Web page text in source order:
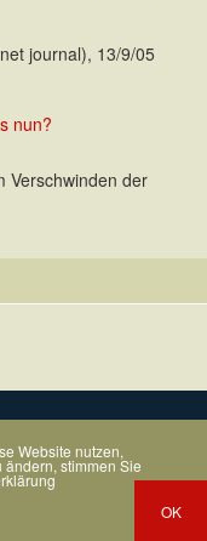
journal), 13/9/05
nun?
Verschwinden der
Website nutzen,
stimmen Sie
OK